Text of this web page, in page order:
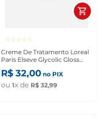
☆☆☆☆☆
Creme De Tratamento Loreal
Paris Elseve Glycolic Gloss
300g
R$ 32,00 no PIX
ou 1x de R$ 32,99